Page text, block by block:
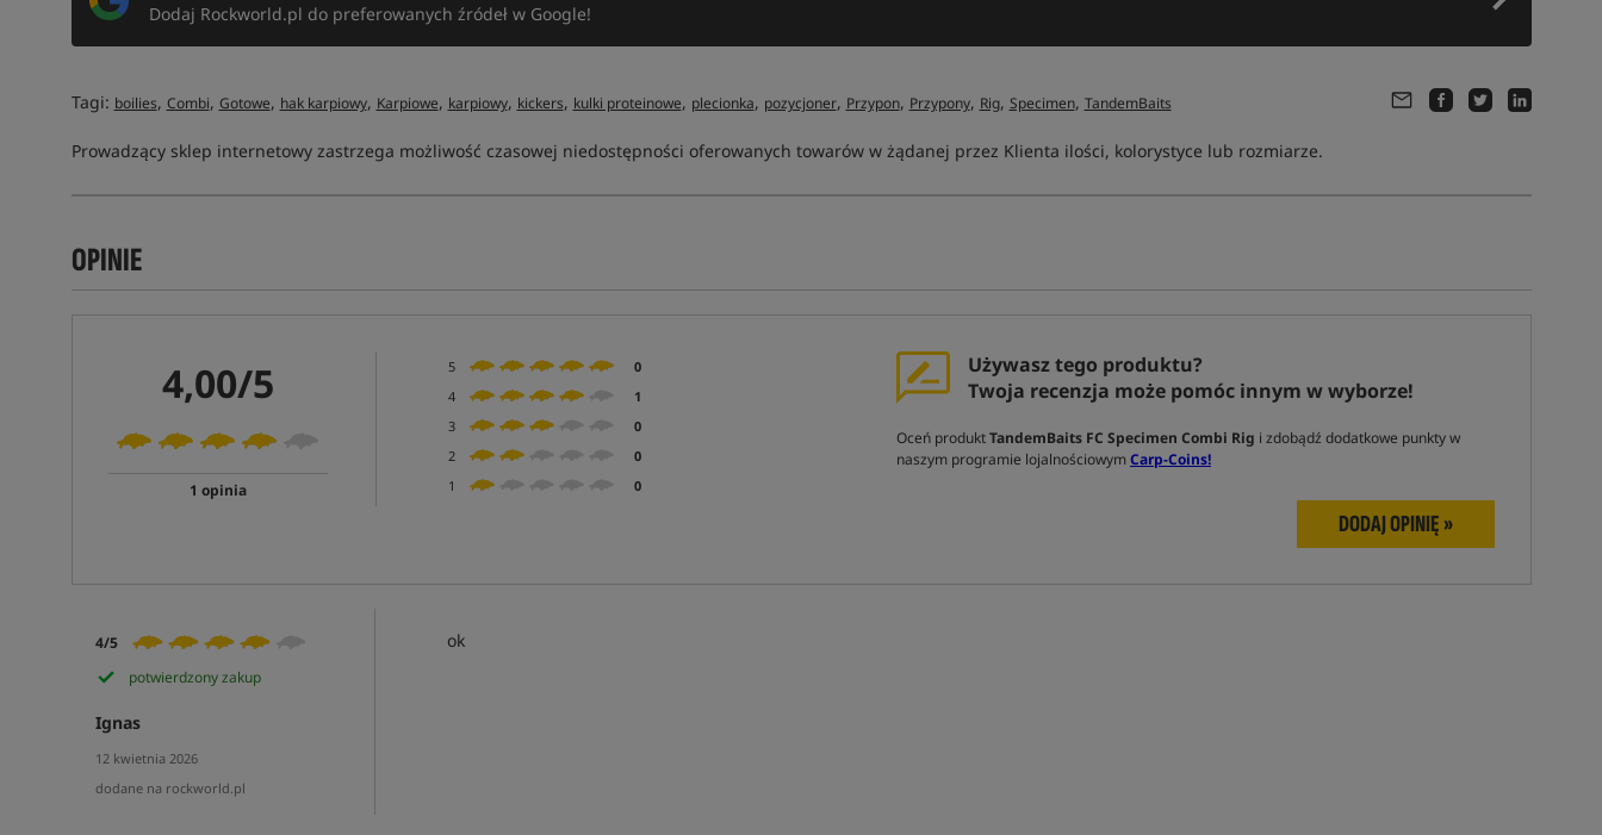
Dodaj Rockworld.pl do preferowanych źródeł w Google!
Tagi: boilies, Combi, Gotowe, hak karpiowy, Karpiowe, karpiowy, kickers, kulki proteinowe, plecionka, pozycjoner, Przypon, Przypony, Rig, Specimen, TandemBaits
Prowadzący sklep internetowy zastrzega możliwość czasowej niedostępności oferowanych towarów w żądanej przez Klienta ilości, kolorystyce lub rozmiarze.
OPINIE
4,00/5
1 opinia
5
0
4
1
3
0
2
0
1
0
Używasz tego produktu?
Twoja recenzja może pomóc innym w wyborze!
Oceń produktTandemBaits FC Specimen Combi Rig i zdobądź dodatkowe punkty w
naszym programie lojalnościowymCarp-Coins!
DODAJ OPINIĘ »
4/5
potwierdzony zakup
Ignas
12 kwietnia 2026
dodane na rockworld.pl
ok